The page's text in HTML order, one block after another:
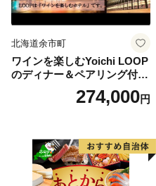
北海道余市町
ワインを楽しむYoichi LOOP
のディナー＆ペアリング付宿
泊プラン＜デラックスツイン
274,000円